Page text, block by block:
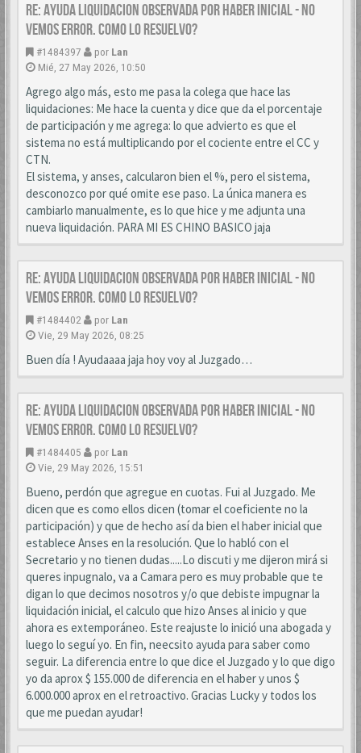
Re: AYUDA LIQUIDACION OBSERVADA POR HABER INICIAL - NO
VEMOS ERROR. COMO LO RESUELVO?
#1484397 por Lan
Mié, 27 May 2026, 10:50
Agrego algo más, esto me pasa la colega que hace las
liquidaciones: Me hace la cuenta y dice que da el porcentaje
de participación y me agrega: lo que advierto es que el
sistema no está multiplicando por el cociente entre el CC y
CTN.
El sistema, y anses, calcularon bien el %, pero el sistema,
desconozco por qué omite ese paso. La única manera es
cambiarlo manualmente, es lo que hice y me adjunta una
nueva liquidación. PARA MI ES CHINO BASICO jaja
Re: AYUDA LIQUIDACION OBSERVADA POR HABER INICIAL - NO
VEMOS ERROR. COMO LO RESUELVO?
#1484402 por Lan
Vie, 29 May 2026, 08:25
Buen día ! Ayudaaaa jaja hoy voy al Juzgado…
Re: AYUDA LIQUIDACION OBSERVADA POR HABER INICIAL - NO
VEMOS ERROR. COMO LO RESUELVO?
#1484405 por Lan
Vie, 29 May 2026, 15:51
Bueno, perdón que agregue en cuotas. Fui al Juzgado. Me
dicen que es como ellos dicen (tomar el coeficiente no la
participación) y que de hecho así da bien el haber inicial que
establece Anses en la resolución. Que lo habló con el
Secretario y no tienen dudas.....Lo discuti y me dijeron mirá si
queres inpugnalo, va a Camara pero es muy probable que te
digan lo que decimos nosotros y/o que debiste impugnar la
liquidación inicial, el calculo que hizo Anses al inicio y que
ahora es extemporáneo. Este reajuste lo inició una abogada y
luego lo seguí yo. En fin, neecsito ayuda para saber como
seguir. La diferencia entre lo que dice el Juzgado y lo que digo
yo da aprox $ 155.000 de diferencia en el haber y unos $
6.000.000 aprox en el retroactivo. Gracias Lucky y todos los
que me puedan ayudar!